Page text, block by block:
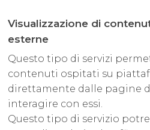
Visualizzazione di
esterne
Questo tipo di servizi
contenuti ospitati su
direttamente dalle pagine
interagire con essi.
Questo tipo di servizio